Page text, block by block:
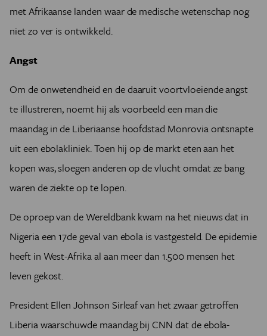
met Afrikaanse landen waar de medische wetenschap nog
niet zo ver is ontwikkeld.
Angst
Om de onwetendheid en de daaruit voortvloeiende angst
te illustreren, noemt hij als voorbeeld een man die
maandag in de Liberiaanse hoofdstad Monrovia ontsnapte
uit een ebolakliniek. Toen hij op de markt eten aan het
kopen was, sloegen anderen op de vlucht omdat ze bang
waren de ziekte op te lopen.
De oproep van de Wereldbank kwam na het nieuws dat in
Nigeria een 17de geval van ebola is vastgesteld. De epidemie
heeft in West-Afrika al aan meer dan 1.500 mensen het
leven gekost.
President Ellen Johnson Sirleaf van het zwaar getroffen
Liberia waarschuwde maandag bij CNN dat de ebola-